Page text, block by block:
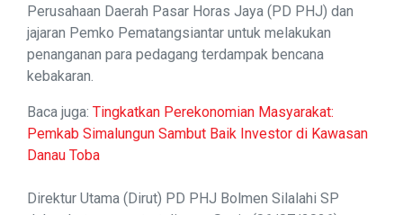
Perusahaan Daerah Pasar Horas Jaya (PD PHJ) dan
jajaran Pemko Pematangsiantar untuk melakukan
penanganan para pedagang terdampak bencana
kebakaran.
Baca juga: Tingkatkan Perekonomian Masyarakat:
Pemkab Simalungun Sambut Baik Investor di Kawasan
Danau Toba
Direktur Utama (Dirut) PD PHJ Bolmen Silalahi SP